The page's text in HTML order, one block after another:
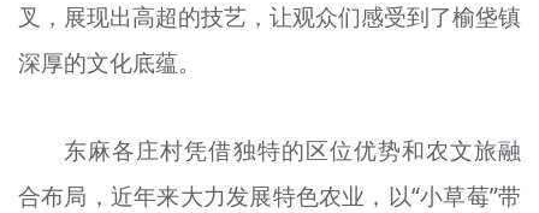
叉，展现出高超的技艺，让观众们感受到了榆垡镇
深厚的文化底蕴。
东麻各庄村凭借独特的区位优势和农文旅融
合布局，近年来大力发展特色农业，以“小草莓”带